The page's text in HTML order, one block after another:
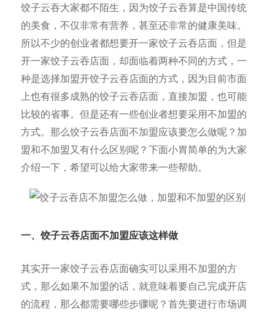
饺子云吞大家都不陌生，因为饺子云吞算是中国传统
的美食，不仅非常有营养，甚至还非常的健康美味。
所以不少的创业者都想要开一家饺子云吞店面，但是
开一家饺子云吞店面，却面临着两种不同的方式，一
种是选择加盟开饺子云吞店面的方式，因为目前市面
上也有很多成熟的饺子云吞店面，直接加盟，也可能
比较的省事。但是还有一些创业者想要采用不加盟的
方式。那么饺子云吞店面不加盟应该要怎么做呢？加
盟和不加盟又有什么区别呢？下面小胃简单的为大家
介绍一下，希望可以给大家带来一些帮助。
一、饺子云吞店面不加盟应该这样做
其实开一家饺子云吞店面确实可以采用不加盟的方
式，那么如果不加盟的话，就意味着要自己完成开店
的流程，那么都需要哪些步骤呢？首先要进行市场调